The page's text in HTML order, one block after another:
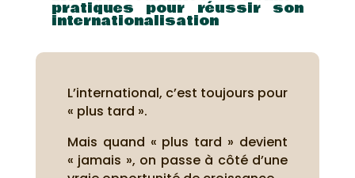
pratiques pour réussir son
internationalisation
L’international, c’est toujours pour
« plus tard ».
Mais quand « plus tard » devient
« jamais », on passe à côté d’une